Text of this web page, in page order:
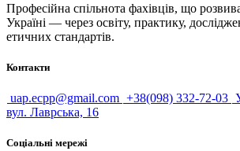
Професійна спільнота фахівців, що
Україні — через освіту, практику,
етичних стандартів.
Контакти
uap.ecpp@gmail.com +38(098) 332-72-03
вул. Лаврська, 16
Соціальні мережі